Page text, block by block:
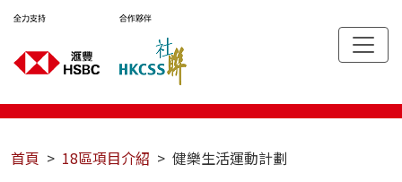
首頁 18區項目介紹 健樂生活運動計劃